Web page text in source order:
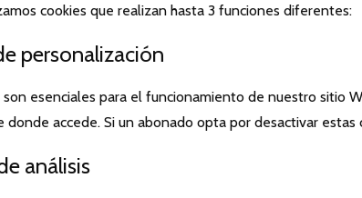
cookies que realizan hasta 3 funciones diferentes:
personalización
son esenciales para el funcionamiento de nuestro sitio
donde accede. Si un abonado opta por desactivar
análisis